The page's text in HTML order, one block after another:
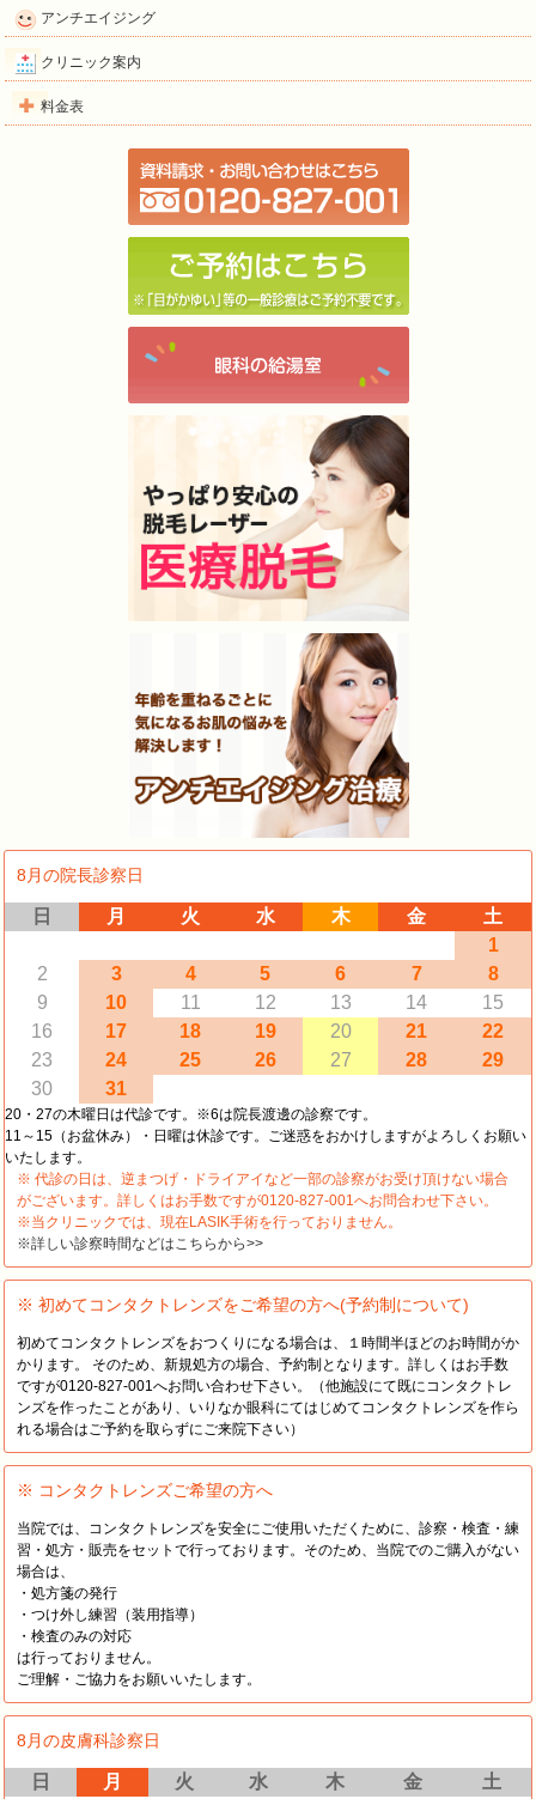
アンチエイジング
クリニック案内
料金表
8月の院長診察日
日 月 火 水 木 金
土
1
2
3 4 5 6 7
8
9
10 11 12 13 14
15
16
17 18 19 20 21
22
23
24 25 26 27 28
29
30
31
20・27の木曜日は代診です。※6は院長渡邊の診察です。
11～15（お盆休み）・日曜は休診です。ご迷惑をおかけしますがよろしくお願い
いたします。
※ 代診の日は、逆まつげ・ドライアイなど一部の診察がお受け頂けない場合
がございます。詳しくはお手数ですが0120-827-001へお問合わせ下さい。
※当クリニックでは、現在LASIK手術を行っておりません。
※詳しい診察時間などはこちらから>>
※ 初めてコンタクトレンズをご希望の方へ(予約制について)
初めてコンタクトレンズをおつくりになる場合は、１時間半ほどのお時間がか
かります。 そのため、新規処方の場合、予約制となります。詳しくはお手数
ですが0120-827-001へお問い合わせ下さい。（他施設にて既にコンタクトレ
ンズを作ったことがあり、いりなか眼科にてはじめてコンタクトレンズを作ら
れる場合はご予約を取らずにご来院下さい）
※ コンタクトレンズご希望の方へ
当院では、コンタクトレンズを安全にご使用いただくために、診察・検査・練
習・処方・販売をセットで行っております。そのため、当院でのご購入がない
場合は、
・処方箋の発行
・つけ外し練習（装用指導）
・検査のみの対応
は行っておりません。
ご理解・ご協力をお願いいたします。
8月の皮膚科診察日
日 月 火 水 木 金
土